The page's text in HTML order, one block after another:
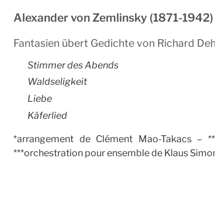
Alexander von Zemlinsky (1871-1942)
Fantasien übert Gedichte von Richard
Stimmer des Abends
Waldseligkeit
Liebe
Käferlied
*arrangement de Clément Mao-Takacs –
***orchestration pour ensemble de Klaus